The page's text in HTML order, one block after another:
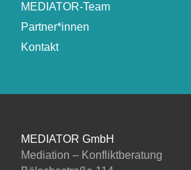
MEDIATOR-Team
Partner*innen
Kontakt
MEDIATOR GmbH
Mediation – Konfliktberatung